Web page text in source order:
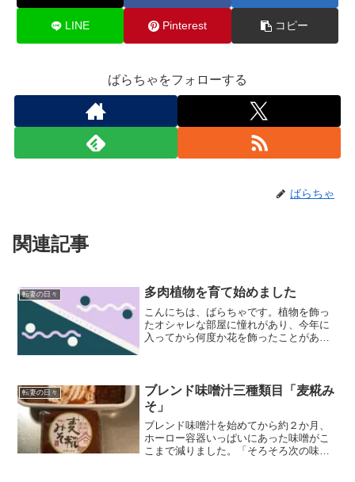
LINE Pinterest コピー
ばらちゃをフォローする
ばらちゃ
関連記事
転妻の日々 多肉植物を育て始めました
こんにちは、ばらちゃです。植物を飾っ
たオシャレな部屋に憧れがあり、今年に
入ってから何度か花を飾ったことがあり
になっているものを購入。...
転妻の日々
ブレンド味噌汁三種類目「麦糀み
そ」
ブレンド味噌汁を始めてから約２か月、
ホーロー容器いっぱいにあった味噌がこ
こまで減りました。「そろそろ次の味噌